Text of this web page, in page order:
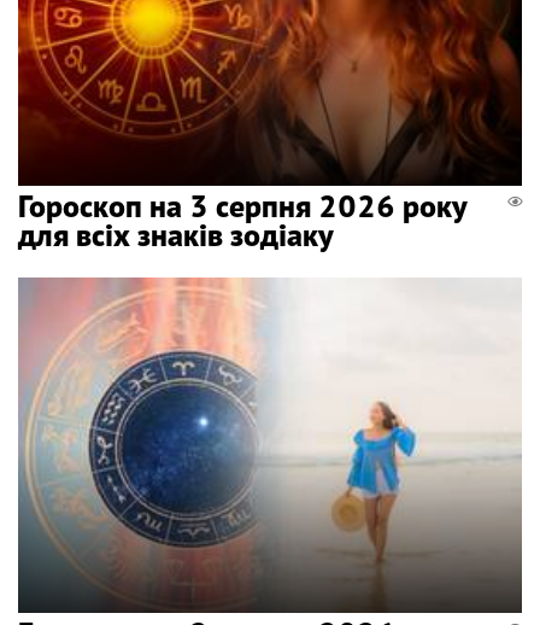
Гороскоп на 3 серпня 2026 року
для всіх знаків зодіаку